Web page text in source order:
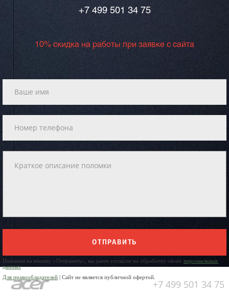
+7 499 501 34 75
10% скидка на работы при заявке с сайта
ОТПРАВИТЬ
Нажимая на кнопку «Отправить», вы даете согласие на обработку своих персональных
данных
Для правообладателей | Сайт не является публичной офертой.
+7 499 501 34 75